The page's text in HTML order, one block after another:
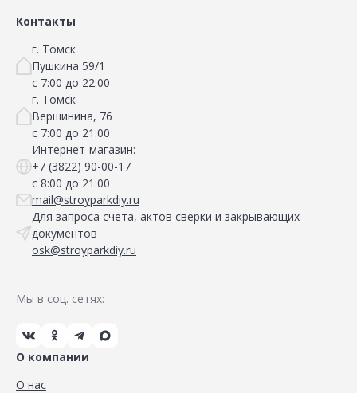
Контакты
г. Томск
Пушкина 59/1
с 7:00 до 22:00
г. Томск
Вершинина, 76
с 7:00 до 21:00
Интернет-магазин:
+7 (3822) 90-00-17
с 8:00 до 21:00
mail@stroyparkdiy.ru
Для запроса счета, актов сверки и закрывающих
документов
osk@stroyparkdiy.ru
Мы в соц. сетях:
О компании
О нас